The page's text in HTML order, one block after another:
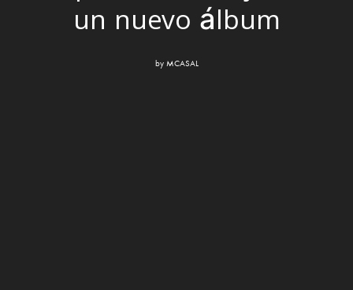
un nuevo álbum
by MCASAL